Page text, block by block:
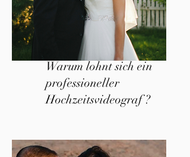
Warum lohnt sich ein
professioneller
Hochzeitsvideograf ?